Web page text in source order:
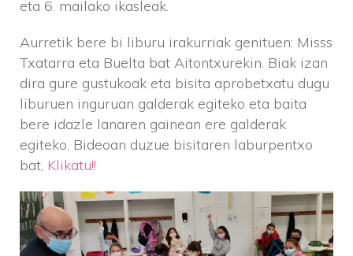
eta 6. mailako ikasleak.
Aurretik bere bi liburu irakurriak genituen: Misss
Txatarra eta Buelta bat Aitontxurekin. Biak izan
dira gure gustukoak eta bisita aprobetxatu dugu
liburuen inguruan galderak egiteko eta baita
bere idazle lanaren gainean ere galderak
egiteko. Bideoan duzue bisitaren laburpentxo
bat, Klikatu!!